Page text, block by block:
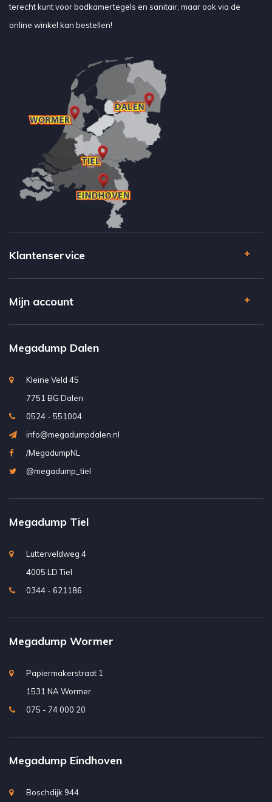
terecht kunt voor badkamertegels en sanitair, maar ook via de
online winkel kan bestellen!
Klantenservice
Mijn account
Megadump Dalen
Kleine Veld 45
7751 BG Dalen
0524 - 551004
info@megadumpdalen.nl
/MegadumpNL
@megadump_tiel
Megadump Tiel
Lutterveldweg 4
4005 LD Tiel
0344 - 621186
Megadump Wormer
Papiermakerstraat 1
1531 NA Wormer
075 - 74 000 20
Megadump Eindhoven
Boschdijk 944